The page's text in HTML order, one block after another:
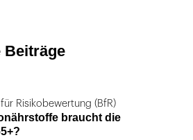
Beiträge
Risikobewertung (BfR)
braucht die